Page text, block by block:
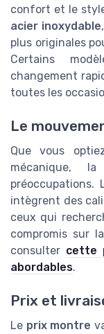
confort et le
acier inoxydable,
plus originales
Certains
changement
toutes les
Le
Que vous
mécanique,
préoccupations.
intègrent des
ceux qui
compromis sur
consulter cette
abordables.
Prix et
Le prix montre